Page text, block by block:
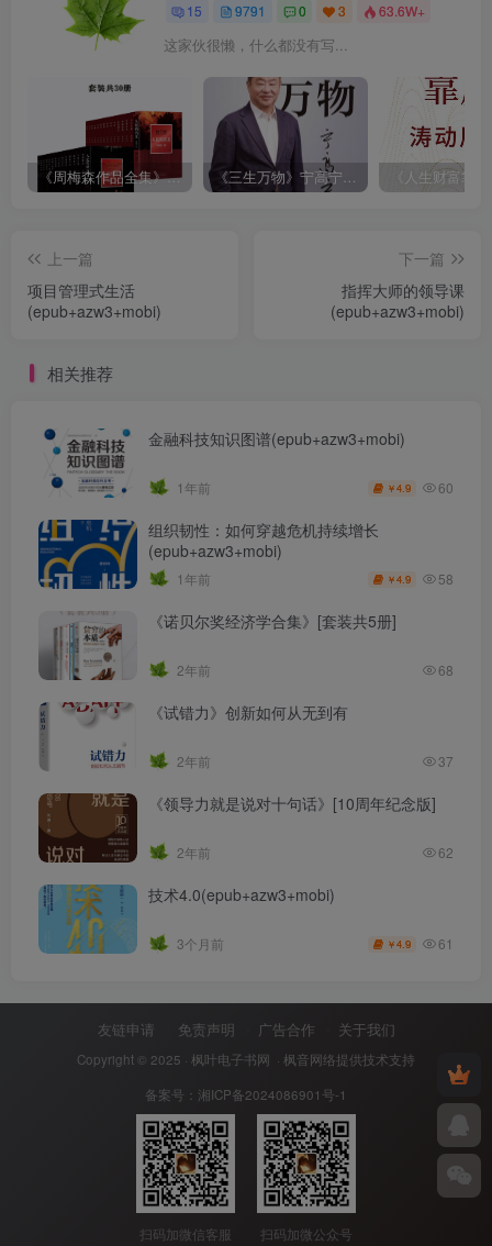
15 9791 0 3 63.6W+
这家伙很懒，什么都没有写...
《周梅森作品全集》[共30册] 《三生万物》宁高宁（epub+mobi+azw3+pdf）
上一篇
项目管理式生活
(epub+azw3+mobi)
下一篇
指挥大师的领导课
(epub+azw3+mobi)
相关推荐
金融科技知识图谱(epub+azw3+mobi)
1年前 ￥4.9 60
组织韧性：如何穿越危机持续增长
(epub+azw3+mobi)
1年前 ￥4.9 58
《诺贝尔奖经济学合集》[套装共5册]
2年前 68
《试错力》创新如何从无到有
2年前 37
《领导力就是说对十句话》[10周年纪念版]
2年前 62
技术4.0(epub+azw3+mobi)
3个月前 ￥4.9 61
友链申请 免责声明 广告合作 关于我们
Copyright © 2025 · 枫叶电子书网 · 枫音网络提供技术支持
备案号： 湘ICP备2024086901号-1
扫码加微信客服 扫码加微公众号